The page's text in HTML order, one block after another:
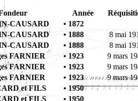
Année
CAUSARD
• 1872
CAUSARD
• 1888
8 mai
CAUSARD
• 1888
8 mai
FARNIER
• 1923
9 mars
FARNIER
• 1923
9 mars
FARNIER
• 1923
9 mars
et FILS
• 1950
et FILS
• 1950